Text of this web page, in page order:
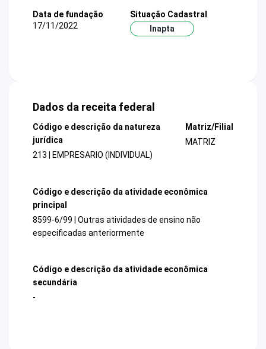
Data de fundação
17/11/2022
Situação Cadastral
Inapta
Dados da receita federal
Código e descrição da natureza
jurídica
213 | EMPRESARIO (INDIVIDUAL)
Matriz/Filial
MATRIZ
Código e descrição da atividade econômica
principal
8599-6/99 | Outras atividades de ensino não
especificadas anteriormente
Código e descrição da atividade econômica
secundária
-